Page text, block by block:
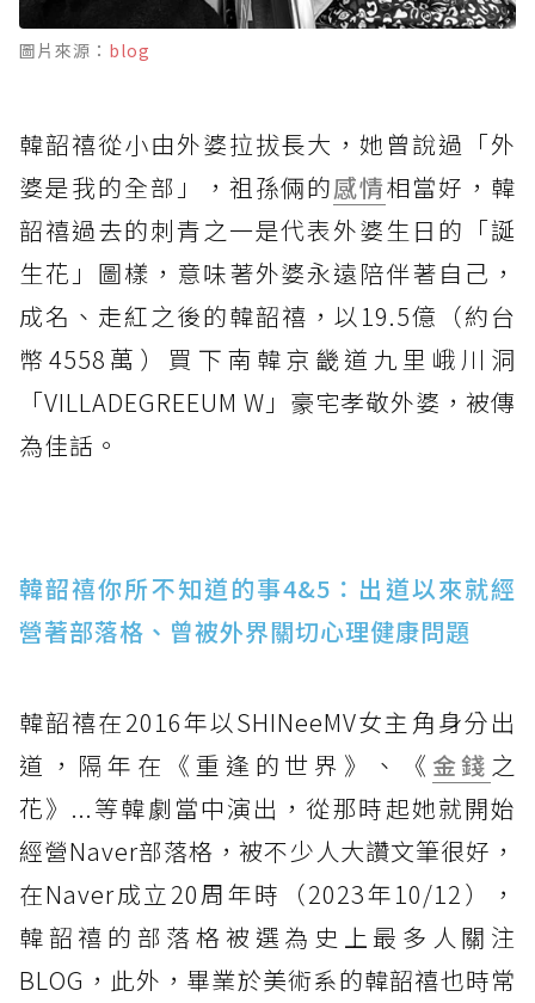
圖片來源： blog
韓韶禧從小由外婆拉拔長大，她曾說過「外
婆是我的全部」，祖孫倆的感情相當好，韓
韶禧過去的刺青之一是代表外婆生日的「誕
生花」圖樣，意味著外婆永遠陪伴著自己，
成名、走紅之後的韓韶禧，以19.5億（約台
幣4558萬）買下南韓京畿道九里峨川洞
「VILLADEGREEUM W」豪宅孝敬外婆，被傳
為佳話。
韓韶禧你所不知道的事4&5：出道以來就經
營著部落格、曾被外界關切心理健康問題
韓韶禧在2016年以SHINeeMV女主角身分出
道，隔年在《重逢的世界》、《 金錢 之
花》...等韓劇當中演出，從那時起她就開始
經營Naver部落格，被不少人大讚文筆很好，
在Naver成立20周年時（2023年10/12），
韓韶禧的部落格被選為史上最多人關注
BLOG，此外，畢業於美術系的韓韶禧也時常